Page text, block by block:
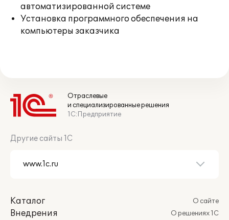
автоматизированной системе
Установка программного обеспечения на
компьютеры заказчика
Отраслевые
и специализированные решения
1С:Предприятие
Другие сайты 1С
Каталог
Внедрения
О сайте
О решениях 1С